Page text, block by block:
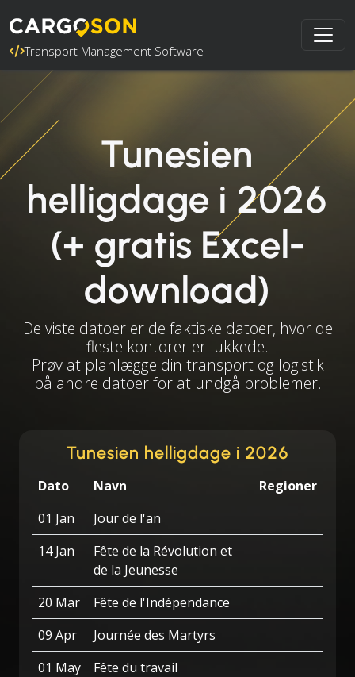
Transport Management Software
Tunesien
helligdage i 2026
(+ gratis Excel-
download)
De viste datoer er de faktiske datoer, hvor de
fleste kontorer er lukkede.
Prøv at planlægge din transport og logistik
på andre datoer for at undgå problemer.
Tunesien helligdage i 2026
Dato Navn
Regioner
01 Jan
Jour de l'an
14 Jan
Fête de la Révolution et
de la Jeunesse
20 Mar
Fête de l'Indépendance
09 Apr
Journée des Martyrs
01 May
Fête du travail